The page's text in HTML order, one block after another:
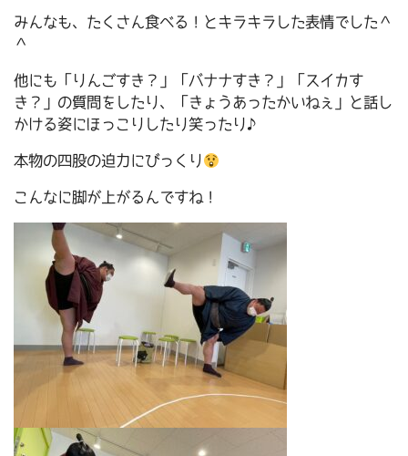
みんなも、たくさん食べる！とキラキラした表情でした＾
＾
他にも「りんごすき？」「バナナすき？」「スイカす
き？」の質問をしたり、「きょうあったかいねぇ」と話し
かける姿にほっこりしたり笑ったり♪
本物の四股の迫力にびっくり
こんなに脚が上がるんですね！